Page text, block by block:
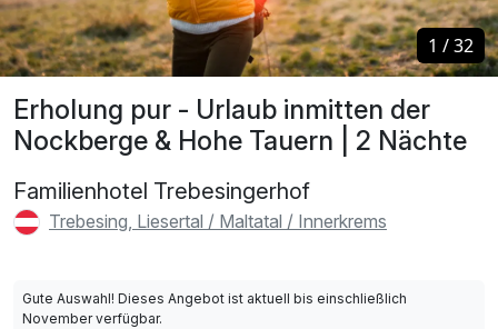
Erholung pur - Urlaub inmitten der
Nockberge & Hohe Tauern | 2 Nächte
Familienhotel Trebesingerhof
Trebesing, Liesertal / Maltatal / Innerkrems
1 /32
1 /32
Gute Auswahl! Dieses Angebot ist aktuell bis einschließlich
November verfügbar.